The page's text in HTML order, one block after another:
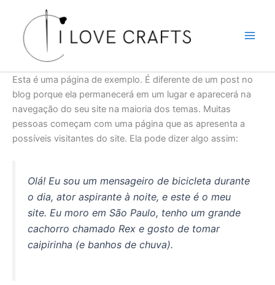
content
Esta é uma página de exemplo. É diferente de um post no
blog porque ela permanecerá em um lugar e aparecerá na
navegação do seu site na maioria dos temas. Muitas
pessoas começam com uma página que as apresenta a
possíveis visitantes do site. Ela pode dizer algo assim:
Olá! Eu sou um mensageiro de bicicleta durante
o dia, ator aspirante à noite, e este é o meu
site. Eu moro em São Paulo, tenho um grande
cachorro chamado Rex e gosto de tomar
caipirinha (e banhos de chuva).